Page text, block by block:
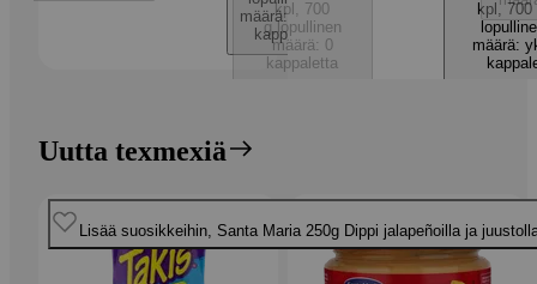
määrä: yksi
kappale
kpl, 700
g,lopullinen
määrä: 0
kappaletta
kpl, 700
määrä:
Uutta texmexiä
Ohita listaus
Uusi
Lisää suosikkeihin, Takis Buckin´ Ranch maissisnacks 100
Lisää suosikkeihin, Santa Maria 250g Dippi jalapeñoilla ja